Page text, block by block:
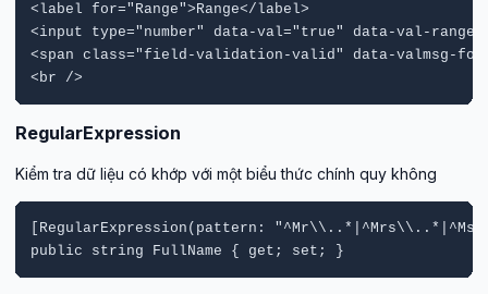
<label for="Range">Range</label>
<input type="number" data-val="true" data-val-
<span class="field-validation-valid" data-valmsg-
<br />
RegularExpression
Kiểm tra dữ liệu có khớp với một biểu thức chính quy không
[RegularExpression(pattern:
public string FullName { get; set; }